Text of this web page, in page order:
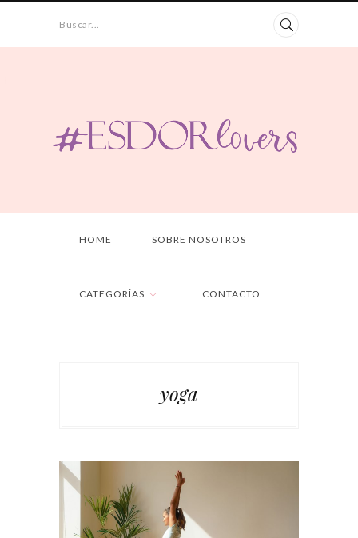
Buscar...
HOME SOBRE NOSOTROS
CATEGORÍAS CONTACTO
yoga